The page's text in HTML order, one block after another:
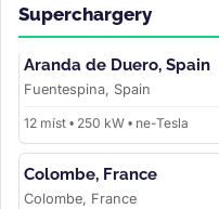
Superchargery
Aranda de Duero, Spain
Fuentespina, Spain
12 míst • 250 kW • ne-Tesla
Colombe, France
Colombe, France